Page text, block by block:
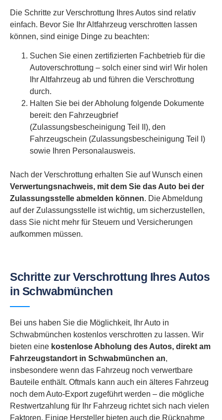
Die Schritte zur Verschrottung Ihres Autos sind relativ
einfach. Bevor Sie Ihr Altfahrzeug verschrotten lassen
können, sind einige Dinge zu beachten:
Suchen Sie einen zertifizierten Fachbetrieb für die
Autoverschrottung – solch einer sind wir! Wir holen
Ihr Altfahrzeug ab und führen die Verschrottung
durch.
Halten Sie bei der Abholung folgende Dokumente
bereit: den Fahrzeugbrief
(Zulassungsbescheinigung Teil II), den
Fahrzeugschein (Zulassungsbescheinigung Teil I)
sowie Ihren Personalausweis.
Nach der Verschrottung erhalten Sie auf Wunsch einen
Verwertungsnachweis, mit dem Sie das Auto bei der
Zulassungsstelle abmelden können. Die Abmeldung
auf der Zulassungsstelle ist wichtig, um sicherzustellen,
dass Sie nicht mehr für Steuern und Versicherungen
aufkommen müssen.
Schritte zur Verschrottung Ihres Autos
in Schwabmünchen
Bei uns haben Sie die Möglichkeit, Ihr Auto in
Schwabmünchen kostenlos verschrotten zu lassen. Wir
bieten eine kostenlose Abholung des Autos, direkt am
Fahrzeugstandort in Schwabmünchen an,
insbesondere wenn das Fahrzeug noch verwertbare
Bauteile enthält. Oftmals kann auch ein älteres Fahrzeug
noch dem Auto-Export zugeführt werden – die mögliche
Restwertzahlung für Ihr Fahrzeug richtet sich nach vielen
Faktoren. Einige Hersteller bieten auch die Rücknahme